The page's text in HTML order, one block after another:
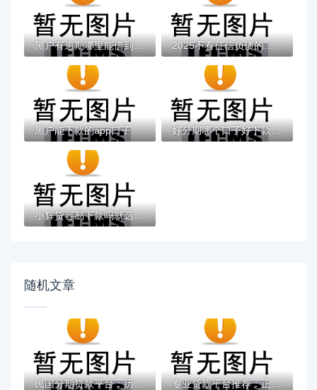
黑户有逾期哪里能借到钱啊急用！看这5个黑户... 2025不看征信负债的网贷百分百下款，最新5个...
黑户能下款的app口子有哪些？今天带来10款黑... 好分期哪个口子好下款？老哥实测避坑贷款平...
小辉贷容易下款吗就选这7个4千元黑户无条件...
随机文章
民国分期贷款平台：历史背景与分期贷款运作... 专业贷款平台推荐：正规靠谱的借贷渠道合集